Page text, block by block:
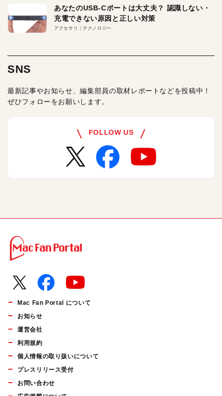
あなたのUSB-Cポートは大丈夫？ 認識しない・
充電できない原因と正しい対策
アクセサリ テクノロジー
SNS
最新記事やお知らせ、編集部員の取材レポートなどを投稿中！
ぜひフォローをお願いします。
FOLLOW US
Mac Fan Portal について
お知らせ
運営会社
利用規約
個人情報の取り扱いについて
プレスリリース受付
お問い合わせ